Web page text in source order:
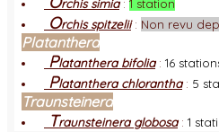
rchis simia: 1 station
Orchis spitzelii: Non revu
Platanthera
Platanthera bifolia: 16
Platanthera chlorantha: 5
Traunsteinera
Traunsteinera globosa: 1